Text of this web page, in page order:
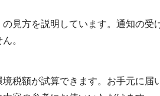
見方を説明しています。通知の受
。
税額が試算できます。お手元に届